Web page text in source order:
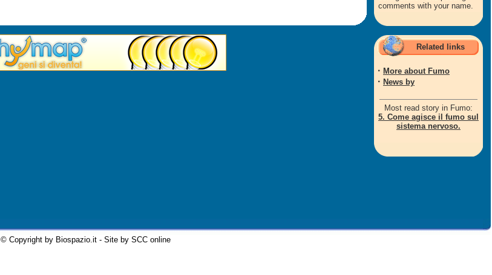
comments with your name.
Related links
· More about Fumo
· News by
Most read story in Fumo:
5. Come agisce il fumo sul
sistema nervoso.
© Copyright by Biospazio.it - Site by SCC online